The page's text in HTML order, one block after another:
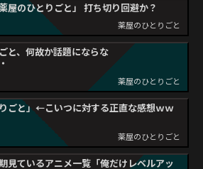
屋のひとりごと」 打ち切り回避か？
薬屋のひとりごと
と、何故か話題にならな
薬屋のひとりごと
ごと」←こいつに対する正直な感想ｗｗ
薬屋のひとりごと
見ているアニメ一覧「俺だけレベルアッ